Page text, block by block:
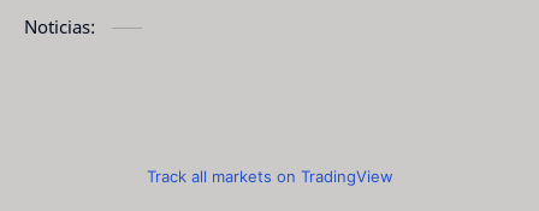
Noticias:
Track all markets on TradingView